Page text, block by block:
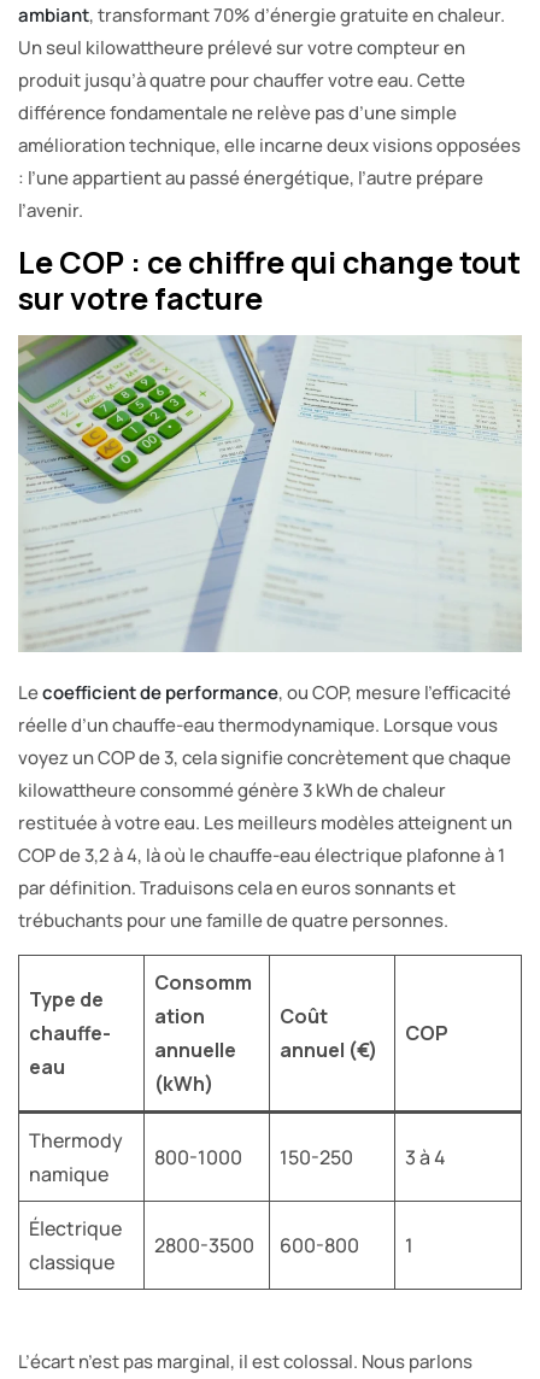
ambiant, transformant 70% d’énergie gratuite en chaleur.
Un seul kilowattheure prélevé sur votre compteur en
produit jusqu’à quatre pour chauffer votre eau. Cette
différence fondamentale ne relève pas d’une simple
amélioration technique, elle incarne deux visions opposées
: l’une appartient au passé énergétique, l’autre prépare
l’avenir.
Le COP : ce chiffre qui change tout
sur votre facture
Lecoefficient de performance, ou COP, mesure l’efficacité
réelle d’un chauffe-eau thermodynamique. Lorsque vous
voyez un COP de 3, cela signifie concrètement que chaque
kilowattheure consommé génère 3 kWh de chaleur
restituée à votre eau. Les meilleurs modèles atteignent un
COP de 3,2 à 4, là où le chauffe-eau électrique plafonne à 1
par définition. Traduisons cela en euros sonnants et
trébuchants pour une famille de quatre personnes.
Type de
chauffe-
eau
Consomm
ation
annuelle
(kWh)
Coût
annuel (€)
COP
Thermody
namique
800-1000 150-250 3 à 4
Électrique
classique
2800-3500 600-800 1
L’écart n’est pas marginal, il est colossal. Nous parlons